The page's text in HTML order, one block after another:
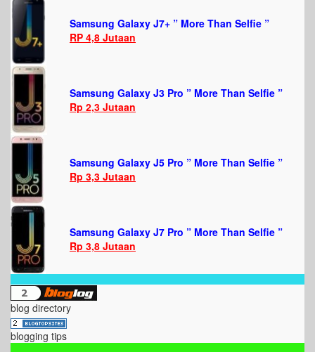
Samsung Galaxy J7+ ” More Than Selfie ”
RP 4,8 Jutaan
Samsung Galaxy J3 Pro ” More Than Selfie ”
Rp 2,3 Jutaan
Samsung Galaxy J5 Pro ” More Than Selfie ”
Rp 3,3 Jutaan
Samsung Galaxy J7 Pro ” More Than Selfie ”
Rp 3,8 Jutaan
blog directory
blogging tips